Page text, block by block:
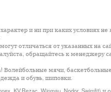
и ни при каких условиях не
отличаться от указанных на
обращайтесь к менеджеру
Волейбольные мячи,
и обувь, шиповки.